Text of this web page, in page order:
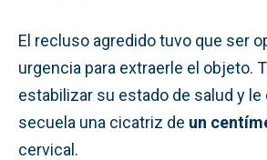
El recluso agredido tuvo que ser
urgencia para extraerle el objeto.
estabilizar su estado de salud y
secuela una cicatriz de un
cervical.